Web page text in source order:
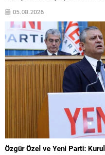
CHP’deki isimlere istifa
05.08.2026
Özgür Özel ve Yeni Parti: